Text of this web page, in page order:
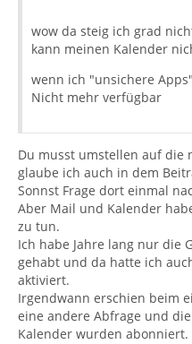
wow da steig ich grad
kann meinen Kalender
wenn ich "unsichere
Nicht mehr verfügbar
Du musst umstellen auf die
glaube ich auch in dem
Sonnst Frage dort einmal
Aber Mail und Kalender
zu tun.
Ich habe Jahre lang nur die
gehabt und da hatte ich
aktiviert.
Irgendwann erschien beim
eine andere Abfrage und
Kalender wurden abonniert.